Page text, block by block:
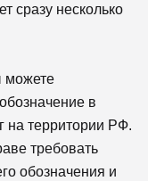
сразу несколько
можете
в
на территории РФ.
требовать
обозначения и